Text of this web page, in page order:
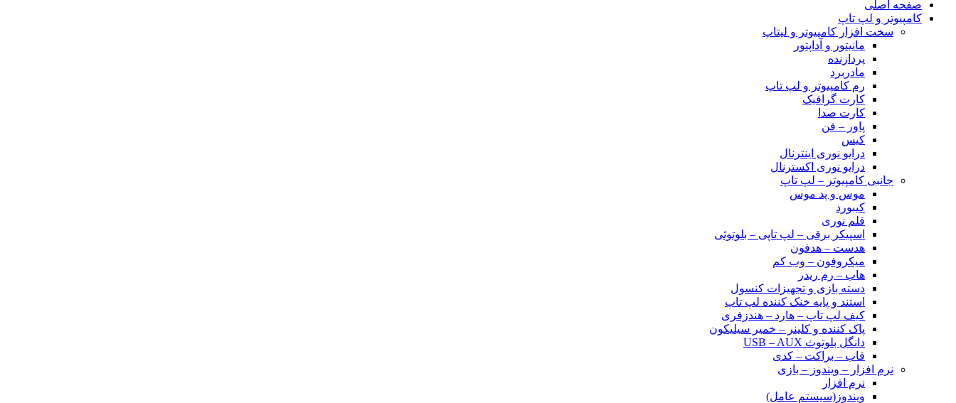
صفحه اصلی
کامپیوتر و‌‌‌‌‌ لپ تاپ
سخت افزار کامپیوتر و لپتاپ
مانیتور و آداپتور
پردازنده
مادربرد
رم کامپیوتر و لپ تاپ
کارت گرافیک
کارت صدا
پاور – فن
کیس
درایو نوری اینترنال
درایو نوری اکسترنال
جانبی کامپیوتر – لپ تاپ
موس و پد موس
کیبورد
قلم نوری
اسپیکر برقی – لپ تاپی – بلوتوثی
هدست – هدفون
میکروفون – وب کم
هاب – رم ریدر
دسته بازی و تجهیزات کنسول
استند و پایه خنک کننده لپ تاپ
کیف لپ تاپ – هارد – هندزفری
پاک کننده و کلینر – خمیر سیلیکون
دانگل بلوتوث USB – AUX
قاب – براکت – کدی
نرم افزار – ویندوز – بازی
نرم افزار
ویندوز(سیستم عامل)